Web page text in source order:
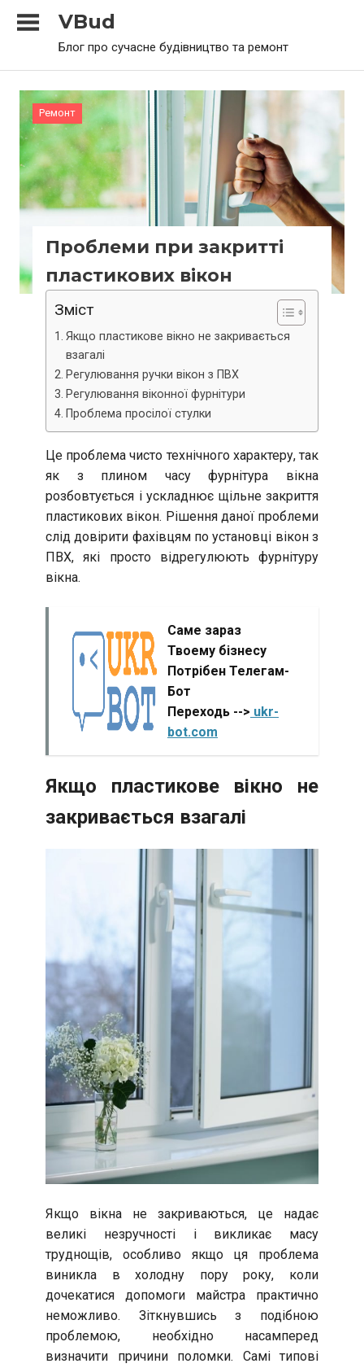
VBud
Блог про сучасне будівництво та ремонт
Ремонт
Проблеми при закритті
пластикових вікон
Зміст
Якщо пластикове вікно не закривається
взагалі
Регулювання ручки вікон з ПВХ
Регулювання віконної фурнітури
Проблема просілої стулки
Це проблема чисто технічного характеру, так
як з плином часу фурнітура вікна
розбовтується і ускладнює щільне закриття
пластикових вікон. Рішення даної проблеми
слід довірити фахівцям по установці вікон з
ПВХ, які просто відрегулюють фурнітуру
вікна.
Саме зараз
Твоему бізнесу
Потрібен Телегам-
Бот
Переходь --> ukr-
bot.com
Якщо пластикове вікно не
закривається взагалі
Якщо вікна не закриваються, це надає
великі незручності і викликає масу
труднощів, особливо якщо ця проблема
виникла в холодну пору року, коли
дочекатися допомоги майстра практично
неможливо. Зіткнувшись з подібною
проблемою, необхідно насамперед
визначити причини поломки. Самі типові